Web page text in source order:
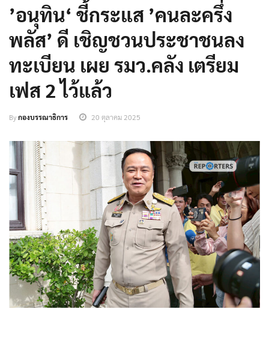
POLITICS
’อนุทิน‘ ชี้กระแส ’คนละครึ่ง
พลัส’ ดี เชิญชวนประชาชนลง
ทะเบียน เผย รมว.คลัง เตรียม
เฟส 2 ไว้แล้ว
Byกองบรรณาธิการ 20 ตุลาคม 2025